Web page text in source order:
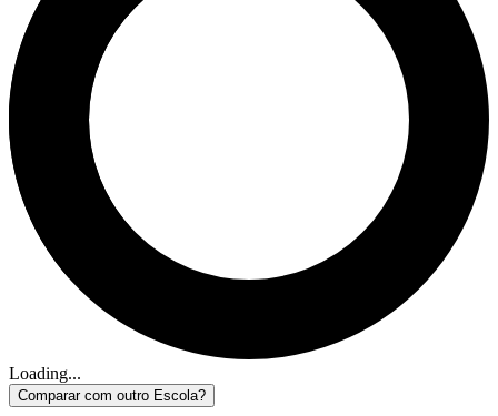
Loading...
Comparar com outro Escola?